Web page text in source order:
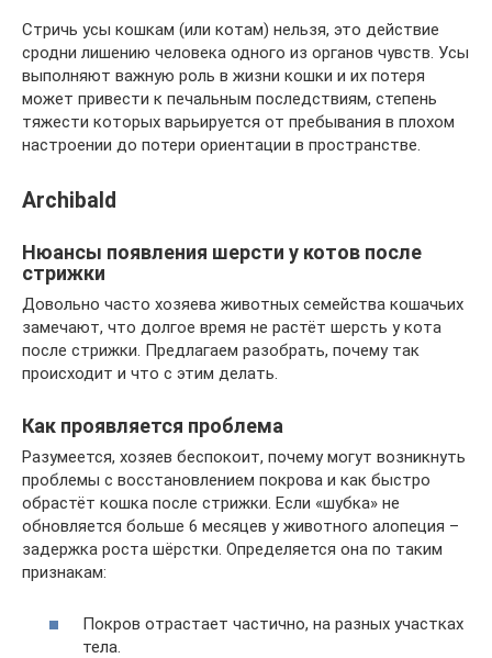
Стричь усы кошкам (или котам) нельзя, это действие
сродни лишению человека одного из органов чувств. Усы
выполняют важную роль в жизни кошки и их потеря
может привести к печальным последствиям, степень
тяжести которых варьируется от пребывания в плохом
настроении до потери ориентации в пространстве.
Archibald
Нюансы появления шерсти у котов после
стрижки
Довольно часто хозяева животных семейства кошачьих
замечают, что долгое время не растёт шерсть у кота
после стрижки. Предлагаем разобрать, почему так
происходит и что с этим делать.
Как проявляется проблема
Разумеется, хозяев беспокоит, почему могут возникнуть
проблемы с восстановлением покрова и как быстро
обрастёт кошка после стрижки. Если «шубка» не
обновляется больше 6 месяцев у животного алопеция –
задержка роста шёрстки. Определяется она по таким
признакам:
Покров отрастает частично, на разных участках
тела.